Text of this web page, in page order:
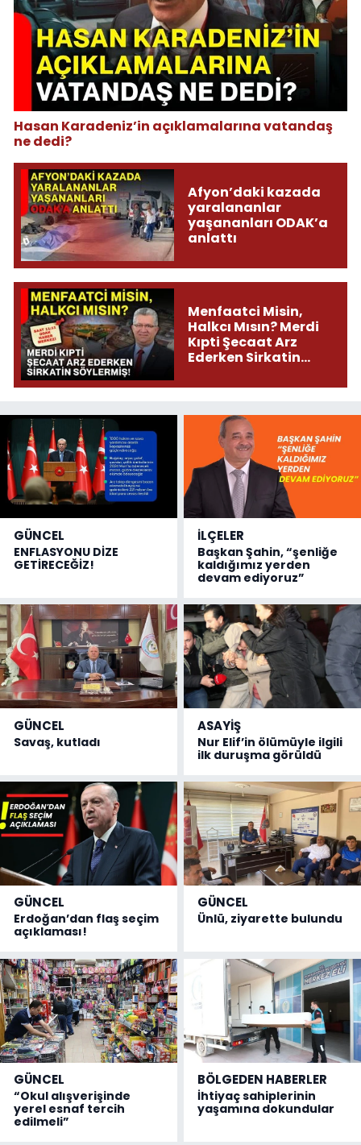
Hasan Karadeniz’in açıklamalarına vatandaş
ne dedi?
Afyon’daki kazada
yaralananlar
yaşananları ODAK’a
anlattı
Menfaatci Misin,
Halkcı Mısın? Merdi
Kıpti Şecaat Arz
Ederken Sirkatin
GÜNCEL
ENFLASYONU DİZE
GETİRECEĞİZ!
İLÇELER
Başkan Şahin, “şenliğe
kaldığımız yerden
devam ediyoruz”
GÜNCEL
Savaş, kutladı
ASAYİŞ
Nur Elif’in ölümüyle ilgili
ilk duruşma görüldü
GÜNCEL
Erdoğan’dan flaş seçim
açıklaması!
GÜNCEL
Ünlü, ziyarette bulundu
GÜNCEL
“Okul alışverişinde
yerel esnaf tercih
edilmeli”
BÖLGEDEN HABERLER
İhtiyaç sahiplerinin
yaşamına dokundular